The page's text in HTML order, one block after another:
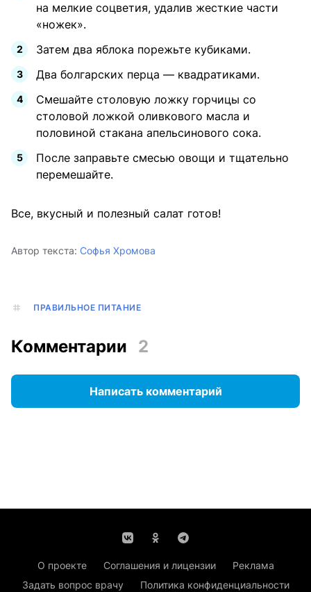
на мелкие соцветия, удалив жесткие части
«ножек».
Затем два яблока порежьте кубиками.
Два болгарских перца — квадратиками.
Смешайте столовую ложку горчицы со
столовой ложкой оливкового масла и
половиной стакана апельсинового сока.
После заправьте смесью овощи и тщательно
перемешайте.
Все, вкусный и полезный салат готов!
Автор текста: Софья Хромова
ПРАВИЛЬНОЕ ПИТАНИЕ
Комментарии 2
Написать комментарий
О проекте Соглашения и лицензии
Реклама
Задать вопрос врачу
Политика конфиденциальности